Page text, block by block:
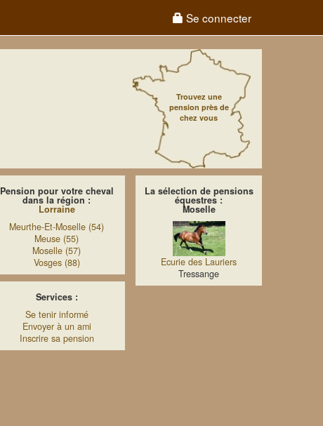
Se connecter
Trouvez une
pension près de
chez vous
Pension pour votre cheval
dans la région :
Lorraine
Meurthe-Et-Moselle (54)
Meuse (55)
Moselle (57)
Vosges (88)
Services :
Se tenir informé
Envoyer à un ami
Inscrire sa pension
La sélection de pensions
équestres :
Moselle
Ecurie des Lauriers
Tressange